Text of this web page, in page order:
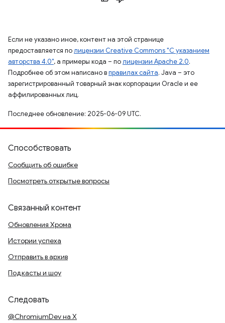
Если не указано иное, контент на этой странице
предоставляется полицензии Creative Commons "С указанием
авторства 4.0", а примеры кода – полицензии Apache 2.0.
Подробнее об этом написано вправилах сайта. Java – это
зарегистрированный товарный знак корпорации Oracle и ее
аффилированных лиц.
Последнее обновление: 2025-06-09 UTC.
Способствовать
Сообщить об ошибке
Посмотреть открытые вопросы
Связанный контент
Обновления Хрома
Истории успеха
Отправить в архив
Подкасты и шоу
Следовать
@ChromiumDev на X